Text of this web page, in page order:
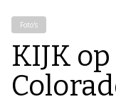
Foto's
KIJK